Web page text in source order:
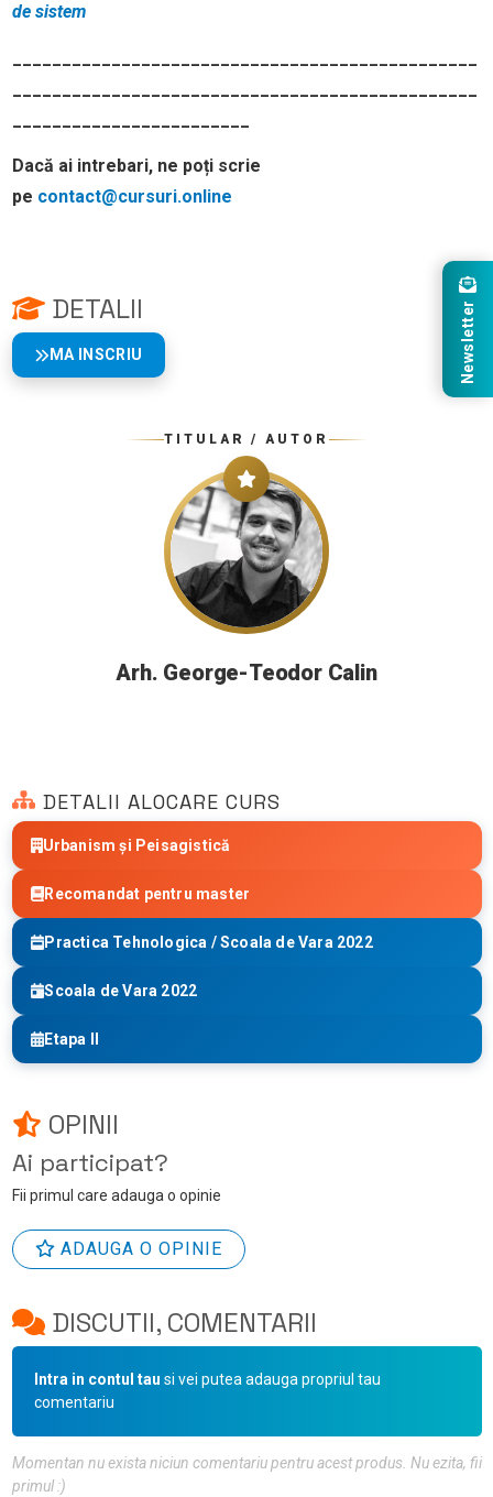
de sistem
Dacă ai intrebari, ne poți scrie
pe contact@cursuri.online
DETALII
MA INSCRIU
TITULAR / AUTOR
Arh. George-Teodor Calin
DETALII ALOCARE CURS
Urbanism și Peisagistică
Recomandat pentru master
Practica Tehnologica / Scoala de Vara 2022
Scoala de Vara 2022
Etapa II
OPINII
Ai participat?
Fii primul care adauga o opinie
ADAUGA O OPINIE
DISCUTII, COMENTARII
Intra in contul tau si vei putea adauga propriul tau
comentariu
Momentan nu exista niciun comentariu pentru acest produs. Nu ezita, fii
primul :)
Newsletter